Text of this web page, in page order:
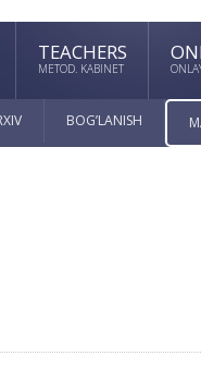
TEACHERS
METOD. KABINET
BOG’LANISH